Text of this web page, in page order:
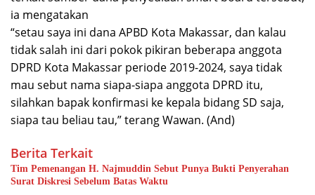
ia mengatakan
“setau saya ini dana APBD Kota Makassar, dan kalau
tidak salah ini dari pokok pikiran beberapa anggota
DPRD Kota Makassar periode 2019-2024, saya tidak
mau sebut nama siapa-siapa anggota DPRD itu,
silahkan bapak konfirmasi ke kepala bidang SD saja,
siapa tau beliau tau,” terang Wawan. (And)
Berita Terkait
Tim Pemenangan H. Najmuddin Sebut Punya Bukti Penyerahan
Surat Diskresi Sebelum Batas Waktu